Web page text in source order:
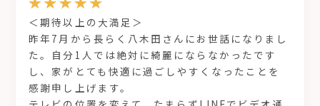
＜期待以上の大満足＞
昨年7月から長らく八木田さんにお世話になりまし
た。自分1人では絶対に綺麗にならなかったです
し、家がとても快適に過ごしやすくなったことを
感謝申し上げます。